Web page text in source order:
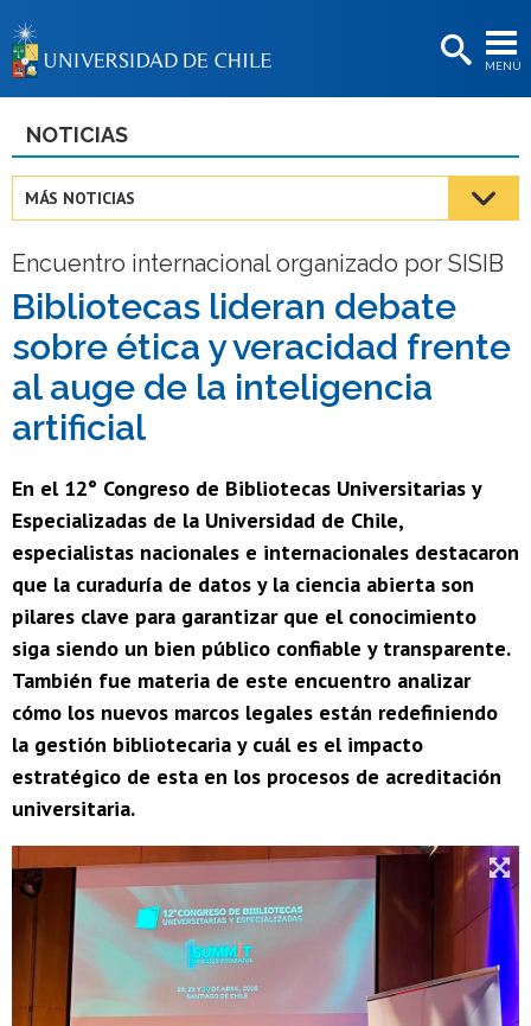
MENÚ
BIBLIOTECAS
Estudiantes
Académicas/os
Funcionarias/os
Egresadas/os
NOTICIAS
MÁS NOTICIAS
Encuentro internacional organizado por SISIB
Bibliotecas lideran debate
sobre ética y veracidad frente
al auge de la inteligencia
artificial
En el 12° Congreso de Bibliotecas Universitarias y
Especializadas de la Universidad de Chile,
especialistas nacionales e internacionales destacaron
que la curaduría de datos y la ciencia abierta son
pilares clave para garantizar que el conocimiento
siga siendo un bien público confiable y transparente.
También fue materia de este encuentro analizar
cómo los nuevos marcos legales están redefiniendo
la gestión bibliotecaria y cuál es el impacto
estratégico de esta en los procesos de acreditación
universitaria.